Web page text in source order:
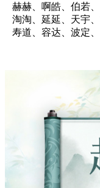
赫赫、啊皓、伯若
淘淘、延延、天宇
寿道、容达、波定